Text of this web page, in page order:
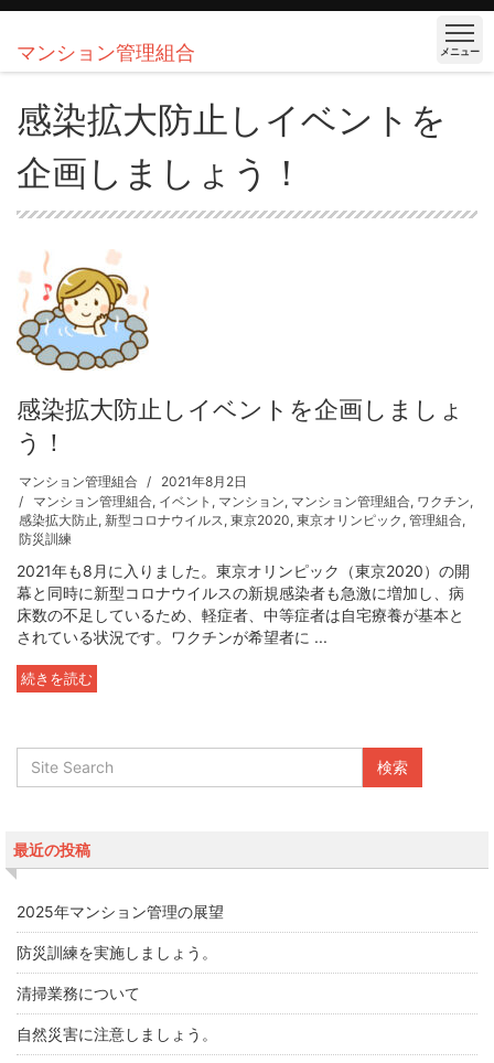
マンション管理組合 メニュー
感染拡大防止しイベントを
企画しましょう！
感染拡大防止しイベントを企画しましょ
う！
マンション管理組合
2021年8月2日
マンション管理組合, イベント , マンション, マンション管理組合, ワクチン,
感染拡大防止, 新型コロナウイルス , 東京2020, 東京オリンピック , 管理組合,
防災訓練
2021年も8月に入りました。東京オリンピック（東京2020）の開
幕と同時に新型コロナウイルスの新規感染者も急激に増加し、病
床数の不足しているため、軽症者、中等症者は自宅療養が基本と
されている状況です。ワクチンが希望者に ...
続きを読む
最近の投稿
2025年マンション管理の展望
防災訓練を実施しましょう。
清掃業務について
自然災害に注意しましょう。